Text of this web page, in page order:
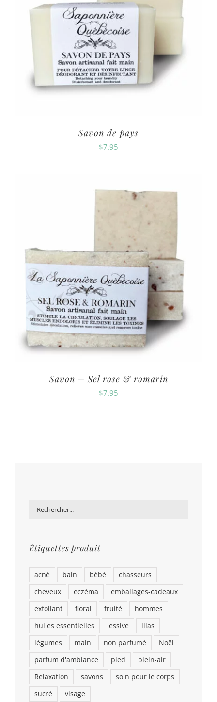
Savon de pays
$7.95
Savon – Sel rose & romarin
$7.95
Étiquettes produit
acné bain bébé
chasseurs
cheveux
eczéma
emballages-cadeaux
exfoliant
floral fruité
hommes
huiles essentielles
lessive
lilas
légumes
main non parfumé
Noël
parfum d'ambiance
pied
plein-air
Relaxation
savons
soin pour le corps
sucré
visage